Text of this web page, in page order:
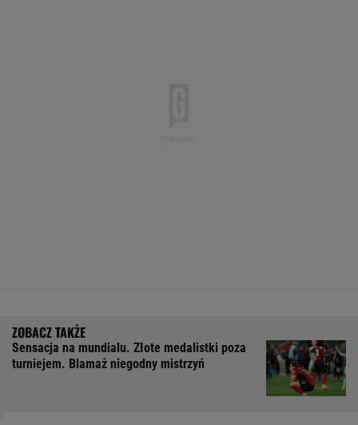
Sensacja na mundialu. Złote medalistki poza
turniejem. Blamaż niegodny mistrzyń